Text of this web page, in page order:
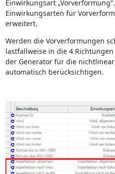
Einwirkungsart
Einwirkungsarten für
erweitert.
Werden die Vorverformungen
lastfallweise in die 4
der Generator für die
automatisch berücksichtigen.